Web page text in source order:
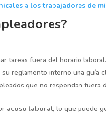
a los trabajadores de
tareas fuera del horario laboral.
su reglamento interno una guía
que no respondan fuera
acoso laboral, lo que puede